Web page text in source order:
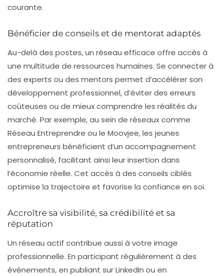
courante.
Bénéficier de conseils et de mentorat adaptés
Au-delà des postes, un réseau efficace offre accès à
une multitude de ressources humaines. Se connecter à
des experts ou des mentors permet d’accélérer son
développement professionnel, d’éviter des erreurs
coûteuses ou de mieux comprendre les réalités du
marché. Par exemple, au sein de réseaux comme
Réseau Entreprendre ou le Moovjee, les jeunes
entrepreneurs bénéficient d’un accompagnement
personnalisé, facilitant ainsi leur insertion dans
l’économie réelle. Cet accès à des conseils ciblés
optimise la trajectoire et favorise la confiance en soi.
Accroître sa visibilité, sa crédibilité et sa
réputation
Un réseau actif contribue aussi à votre image
professionnelle. En participant régulièrement à des
événements, en publiant sur LinkedIn ou en